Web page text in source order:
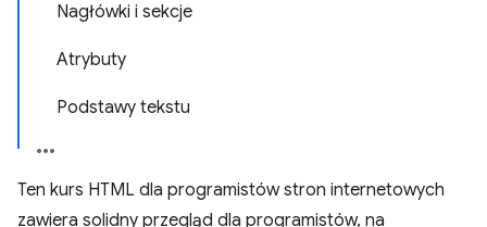
Nagłówki i sekcje
Atrybuty
Podstawy tekstu
Ten kurs HTML dla programistów stron internetowych
zawiera solidny przegląd dla programistów, na